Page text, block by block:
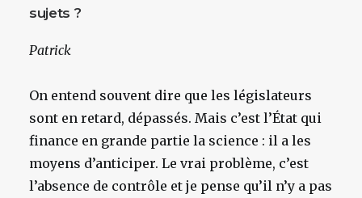
sujets ?
Patrick
On entend souvent dire que les législateurs
sont en retard, dépassés. Mais c’est l’État qui
finance en grande partie la science : il a les
moyens d’anticiper. Le vrai problème, c’est
l’absence de contrôle et je pense qu’il n’y a pas